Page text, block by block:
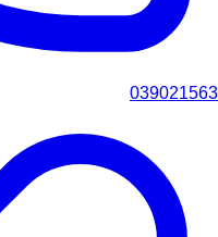
039021563